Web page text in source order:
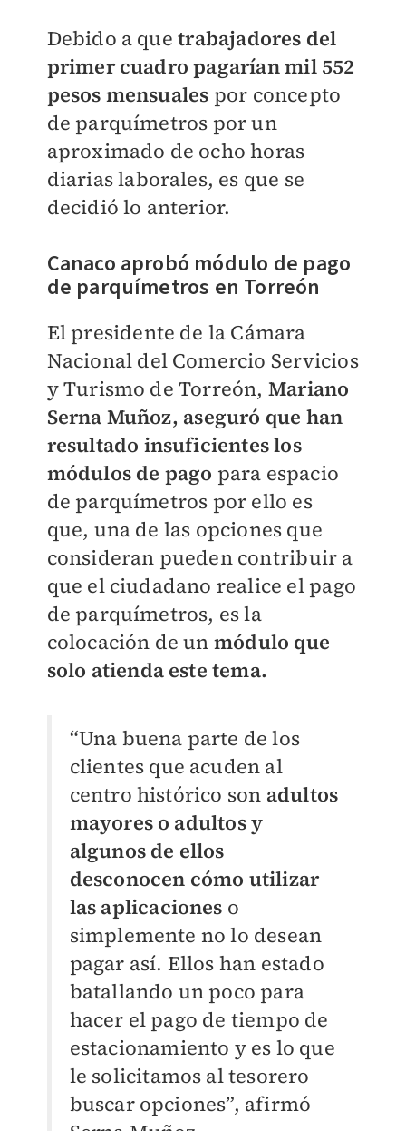
Debido a quetrabajadores del
primer cuadro pagarían mil 552
pesos mensuales por concepto
de parquímetros por un
aproximado de ocho horas
diarias laborales, es que se
decidió lo anterior.
Canaco aprobó módulo de pago
de parquímetros en Torreón
El presidente de la Cámara
Nacional del Comercio Servicios
y Turismo de Torreón, Mariano
Serna Muñoz, aseguró que han
resultado insuficientes los
módulos de pago para espacio
de parquímetros por ello es
que, una de las opciones que
consideran pueden contribuir a
que el ciudadano realice el pago
de parquímetros, es la
colocación de un módulo que
solo atienda este tema.
“Una buena parte de los
clientes que acuden al
centro histórico son adultos
mayores o adultos y
algunos de ellos
desconocen cómo utilizar
las aplicaciones o
simplemente no lo desean
pagar así. Ellos han estado
batallando un poco para
hacer el pago de tiempo de
estacionamiento y es lo que
le solicitamos al tesorero
buscar opciones”, afirmó